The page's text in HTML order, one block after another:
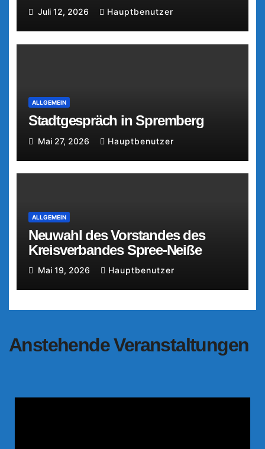
Juli 12, 2026 Hauptbenutzer
ALLGEMEIN
Stadtgespräch in Spremberg
Mai 27, 2026 Hauptbenutzer
ALLGEMEIN
Neuwahl des Vorstandes des
Kreisverbandes Spree-Neiße
Mai 19, 2026 Hauptbenutzer
Anstehende Veranstaltungen